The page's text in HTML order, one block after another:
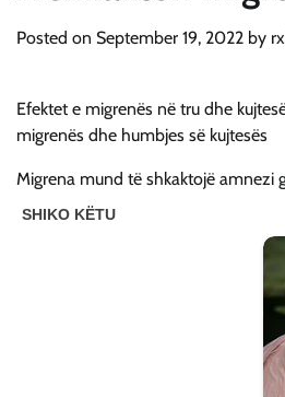
Posted on September 19, 2022 by
Efektet e migrenës në tru dhe
migrenës dhe humbjes së kujtesës
Migrena mund të shkaktojë amnezi